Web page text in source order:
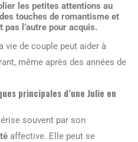
les petites attentions au
touches de romantisme et
pas l’autre pour acquis.
vie de couple peut aider à
même après des années de
principales d’une Julie en
souvent par son
affective. Elle peut se